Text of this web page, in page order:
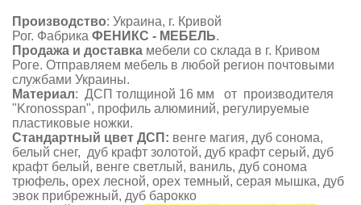
Производство: Украина, г. Кривой
Рог. Фабрика ФЕНИКС - МЕБЕЛЬ.
Продажа и доставка мебели со склада в г. Кривом
Роге. Отправляем мебель в любой регион почтовыми
службами Украины.
Материал: ДСП толщиной 16 мм от производителя
"Kronosspan", профиль алюминий, регулируемые
пластиковые ножки.
Стандартный цвет ДСП : венге магия, дуб сонома,
белый снег, дуб крафт золотой, дуб крафт серый, дуб
крафт белый, венге светлый, ваниль, дуб сонома
трюфель, орех лесной, орех темный, серая мышка, дуб
эвок прибрежный, дуб барокко